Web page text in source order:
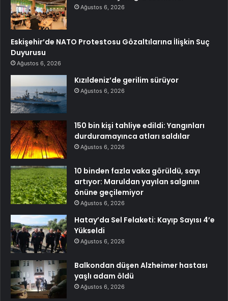
Ağustos 6, 2026
Eskişehir’de NATO Protestosu Gözaltılarına İlişkin Suç
Duyurusu
Ağustos 6, 2026
Kızıldeniz’de gerilim sürüyor
Ağustos 6, 2026
150 bin kişi tahliye edildi: Yangınları
durduramayınca atları saldılar
Ağustos 6, 2026
10 binden fazla vaka görüldü, sayı
artıyor: Maruldan yayılan salgının
önüne geçilemiyor
Ağustos 6, 2026
Hatay’da Sel Felaketi: Kayıp Sayısı 4’e
Yükseldi
Ağustos 6, 2026
Balkondan düşen Alzheimer hastası
yaşlı adam öldü
Ağustos 6, 2026